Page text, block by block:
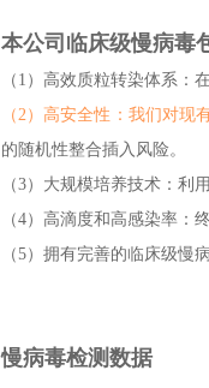
本公司临床级慢病毒
（1）高效质粒转染体系：
（2）高安全性：我们对
的随机性整合插入风险。
（3）大规模培养技术：利
（4）高滴度和高感染率：
（5）拥有完善的临床级慢
慢病毒检测数据